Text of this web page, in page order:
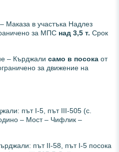
Маказа в участъка Надлез
за МПС над 3,5 т. Срок
– Кърджали само в посока от
за движение на
път І-5, път ІІІ-505 (с.
– Мост – Чифлик –
път ІІ-58, път І-5 посока